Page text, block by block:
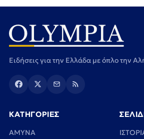
Ειδήσεις για την Ελλάδα με όπλο την
ΚΑΤΗΓΟΡΙΕΣ
ΑΜΥΝΑ